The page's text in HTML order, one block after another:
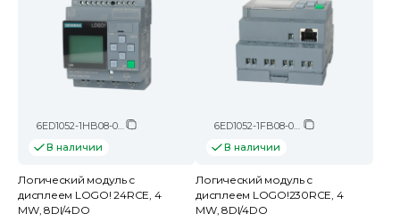
6ED1052-1HB08-0BA2
В наличии
Логический модуль c
дисплеем LOGO! 24RCE, 4
MW, 8DI/4DO
6ED1052-1FB08-0BA2
В наличии
Логический модуль c
дисплеем LOGO!230RCE, 4
MW, 8DI/4DO